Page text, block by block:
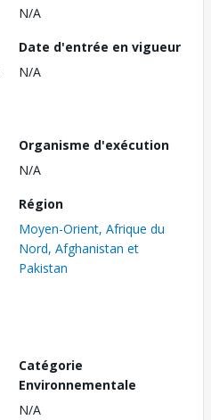
N/A
Date d'entrée en vigueur
N/A
Organisme d'exécution
N/A
Région
Moyen-Orient, Afrique du
Nord, Afghanistan et
Pakistan
Catégorie
Environnementale
N/A